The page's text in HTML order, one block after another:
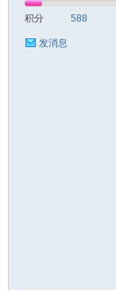
积分 588
发消息